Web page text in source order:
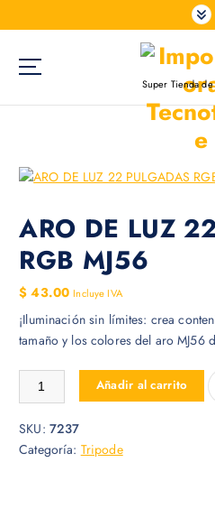
a
Super Tienda
ARO DE LUZ
RGB MJ56
$ 43.00 Incluye IVA
¡Iluminación sin límites: crea
tamaño y los colores del aro MJ56
ARO DE LUZ 22 PULGADAS RGB
Añadir al carrito
SKU: 7237
Categoría: Tripode